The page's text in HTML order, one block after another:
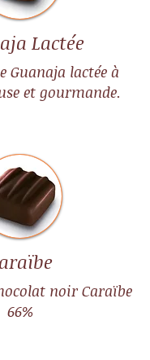
Lactée
Guanaja lactée à
et gourmande.
noir Caraïbe
66%